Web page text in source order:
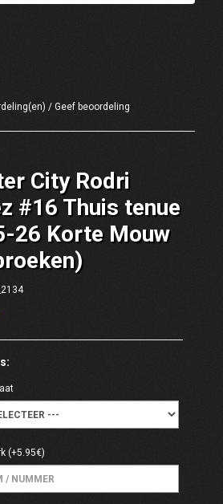
/ Geef beoordeling
City Rodri
#16 Thuis tenue
26 Korte Mouw
(+5.95€)